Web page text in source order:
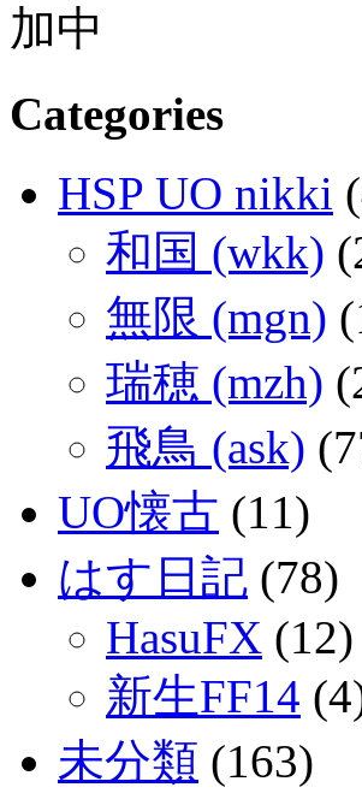
加中
Categories
HSP UO nikki
和国 (wkk)
無限 (mgn)
瑞穂 (mzh)
飛鳥 (ask)
UO懐古 (11)
はす日記 (78)
HasuFX (12)
新生FF14
未分類 (163)